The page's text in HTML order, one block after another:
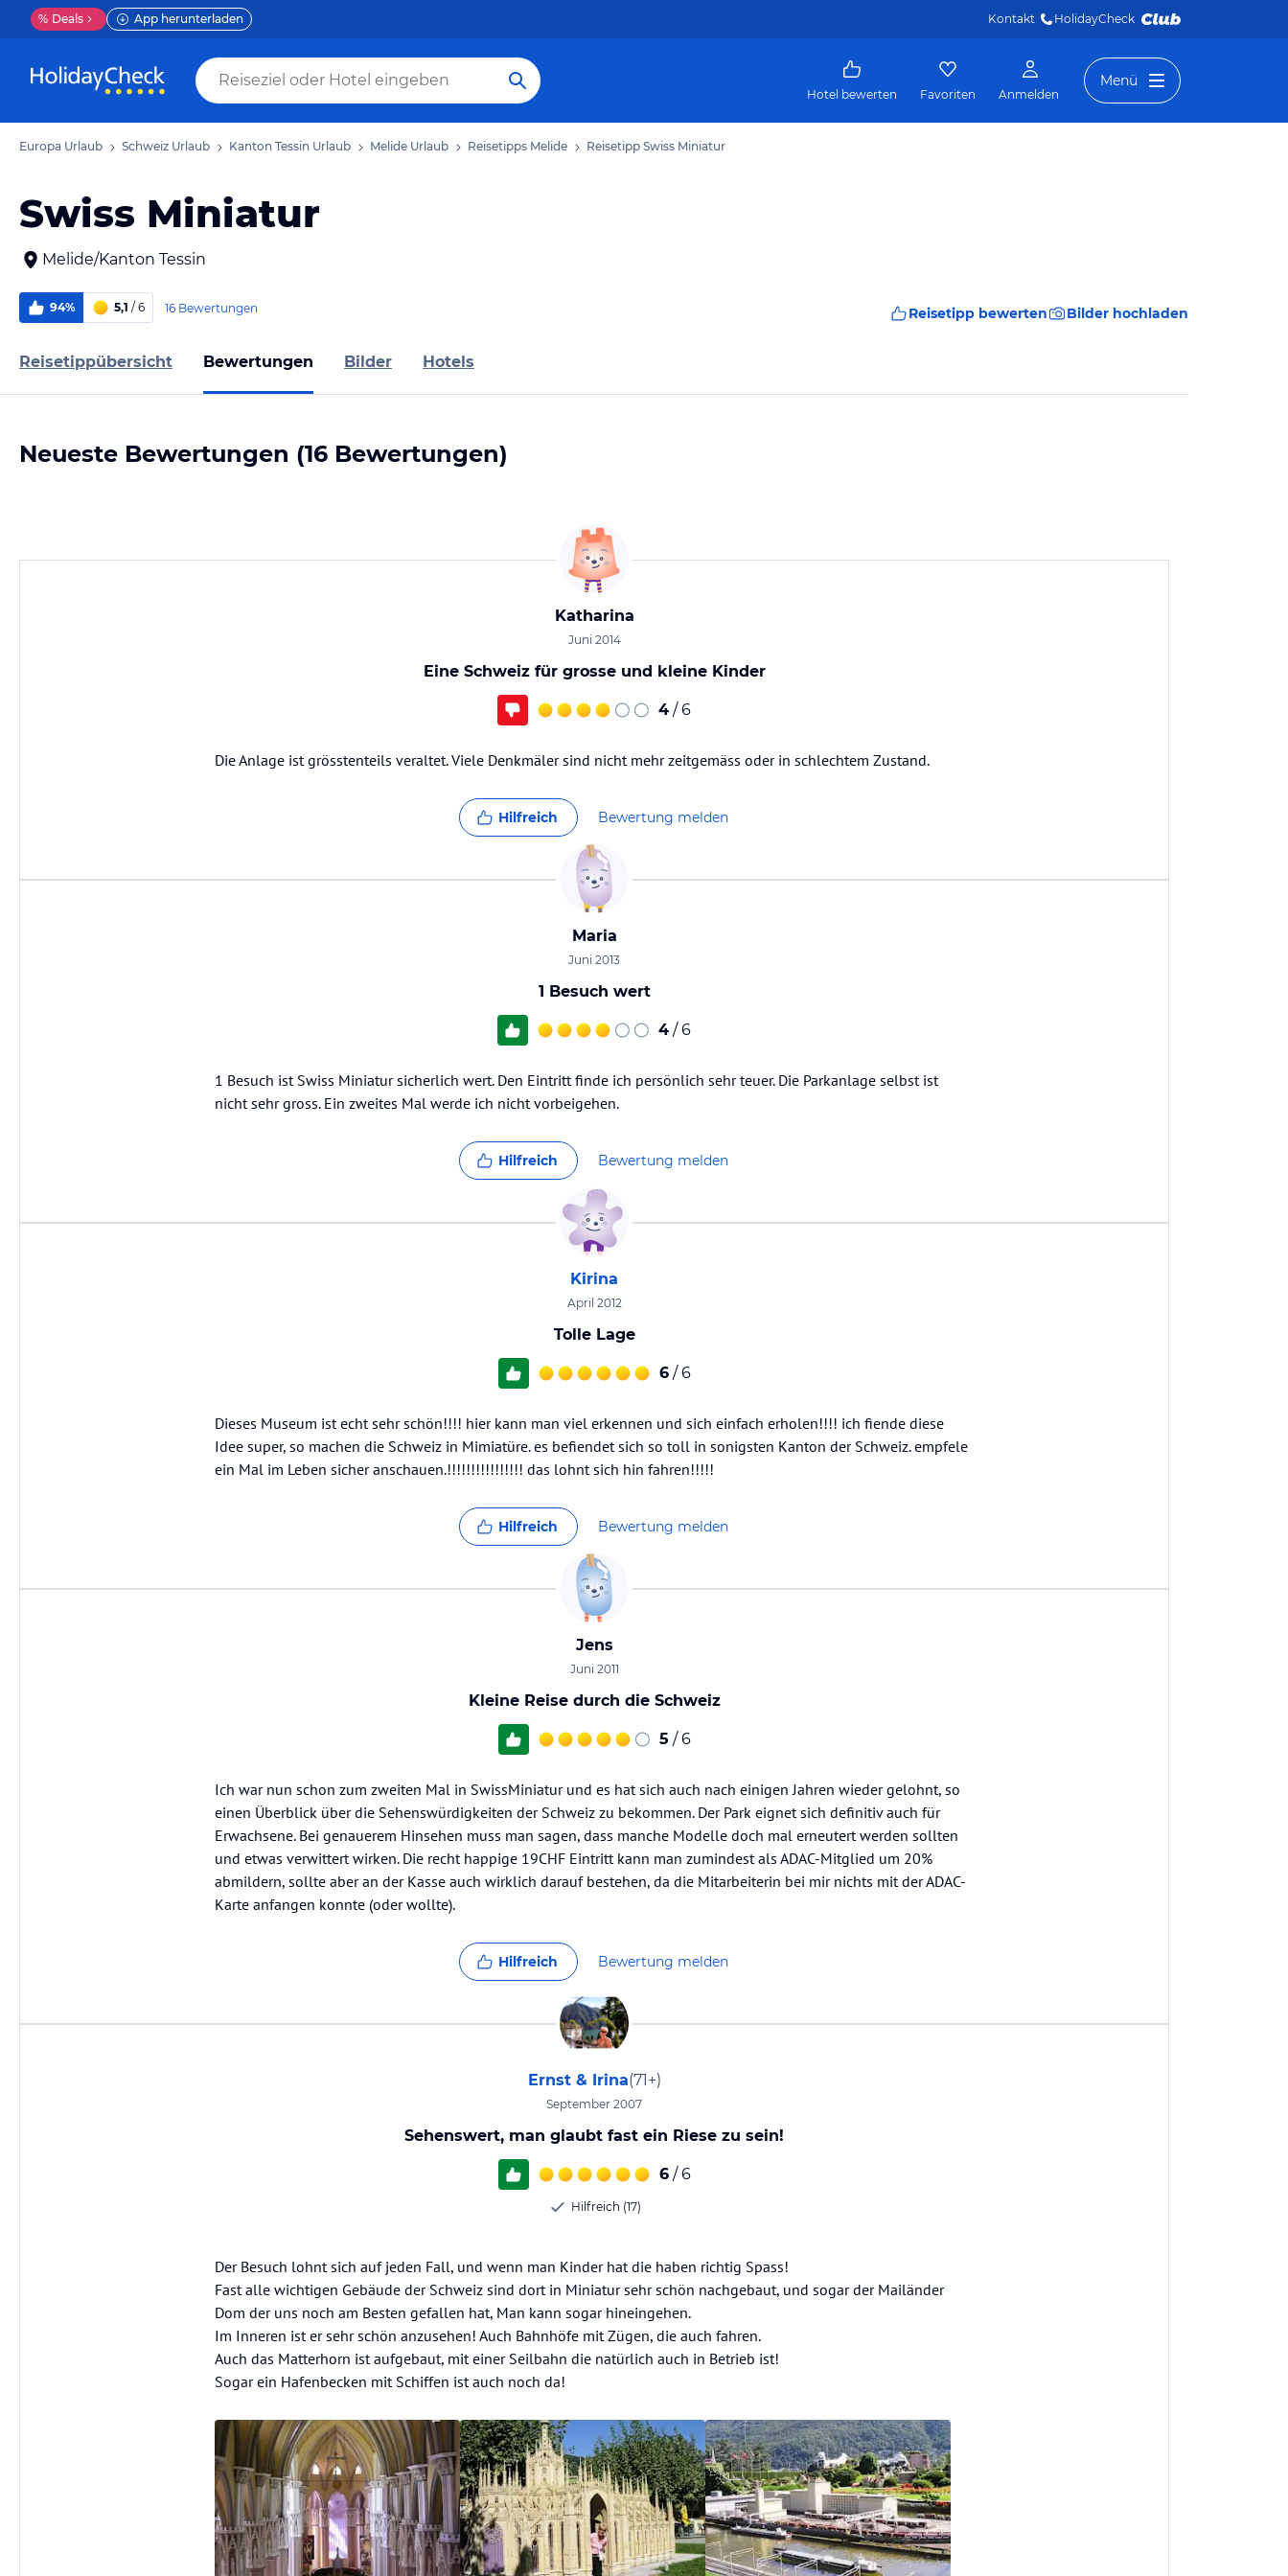
% Deals App herunterladen Kontakt HolidayCheck
Hotel bewerten Favoriten Anmelden
Menü
Europa Urlaub Schweiz Urlaub Kanton Tessin Urlaub Melide Urlaub Reisetipps Melide Reisetipp Swiss Miniatur
Swiss Miniatur
Melide/Kanton Tessin
94% 5,1 / 6 16 Bewertungen Reisetipp bewerten Bilder hochladen
Reisetippübersicht Bewertungen Bilder Hotels
Neueste Bewertungen (16 Bewertungen)
Katharina
Juni 2014
Eine Schweiz für grosse und kleine Kinder
4 / 6
Die Anlage ist grösstenteils veraltet. Viele Denkmäler sind nicht mehr zeitgemäss oder in schlechtem Zustand.
Hilfreich Bewertung melden
Maria
Juni 2013
1 Besuch wert
4 / 6
1 Besuch ist Swiss Miniatur sicherlich wert. Den Eintritt finde ich persönlich sehr teuer. Die Parkanlage selbst ist
nicht sehr gross. Ein zweites Mal werde ich nicht vorbeigehen.
Hilfreich Bewertung melden
Kirina
April 2012
Tolle Lage
6 / 6
Dieses Museum ist echt sehr schön!!!! hier kann man viel erkennen und sich einfach erholen!!!! ich fiende diese
Idee super, so machen die Schweiz in Mimiatüre. es befiendet sich so toll in sonigsten Kanton der Schweiz. empfele
ein Mal im Leben sicher anschauen.!!!!!!!!!!!!!!!! das lohnt sich hin fahren!!!!!
Hilfreich Bewertung melden
Jens
Juni 2011
Kleine Reise durch die Schweiz
5 / 6
Ich war nun schon zum zweiten Mal in SwissMiniatur und es hat sich auch nach einigen Jahren wieder gelohnt, so
einen Überblick über die Sehenswürdigkeiten der Schweiz zu bekommen. Der Park eignet sich definitiv auch für
Erwachsene. Bei genauerem Hinsehen muss man sagen, dass manche Modelle doch mal erneutert werden sollten
und etwas verwittert wirken. Die recht happige 19CHF Eintritt kann man zumindest als ADAC-Mitglied um 20%
abmildern, sollte aber an der Kasse auch wirklich darauf bestehen, da die Mitarbeiterin bei mir nichts mit der ADAC-
Karte anfangen konnte (oder wollte).
Hilfreich Bewertung melden
Ernst & Irina(71+)
September 2007
Sehenswert, man glaubt fast ein Riese zu sein!
6 / 6
Hilfreich (17)
Der Besuch lohnt sich auf jeden Fall, und wenn man Kinder hat die haben richtig Spass!
Fast alle wichtigen Gebäude der Schweiz sind dort in Miniatur sehr schön nachgebaut, und sogar der Mailänder
Dom der uns noch am Besten gefallen hat, Man kann sogar hineingehen.
Im Inneren ist er sehr schön anzusehen! Auch Bahnhöfe mit Zügen, die auch fahren.
Auch das Matterhorn ist aufgebaut, mit einer Seilbahn die natürlich auch in Betrieb ist!
Sogar ein Hafenbecken mit Schiffen ist auch noch da!